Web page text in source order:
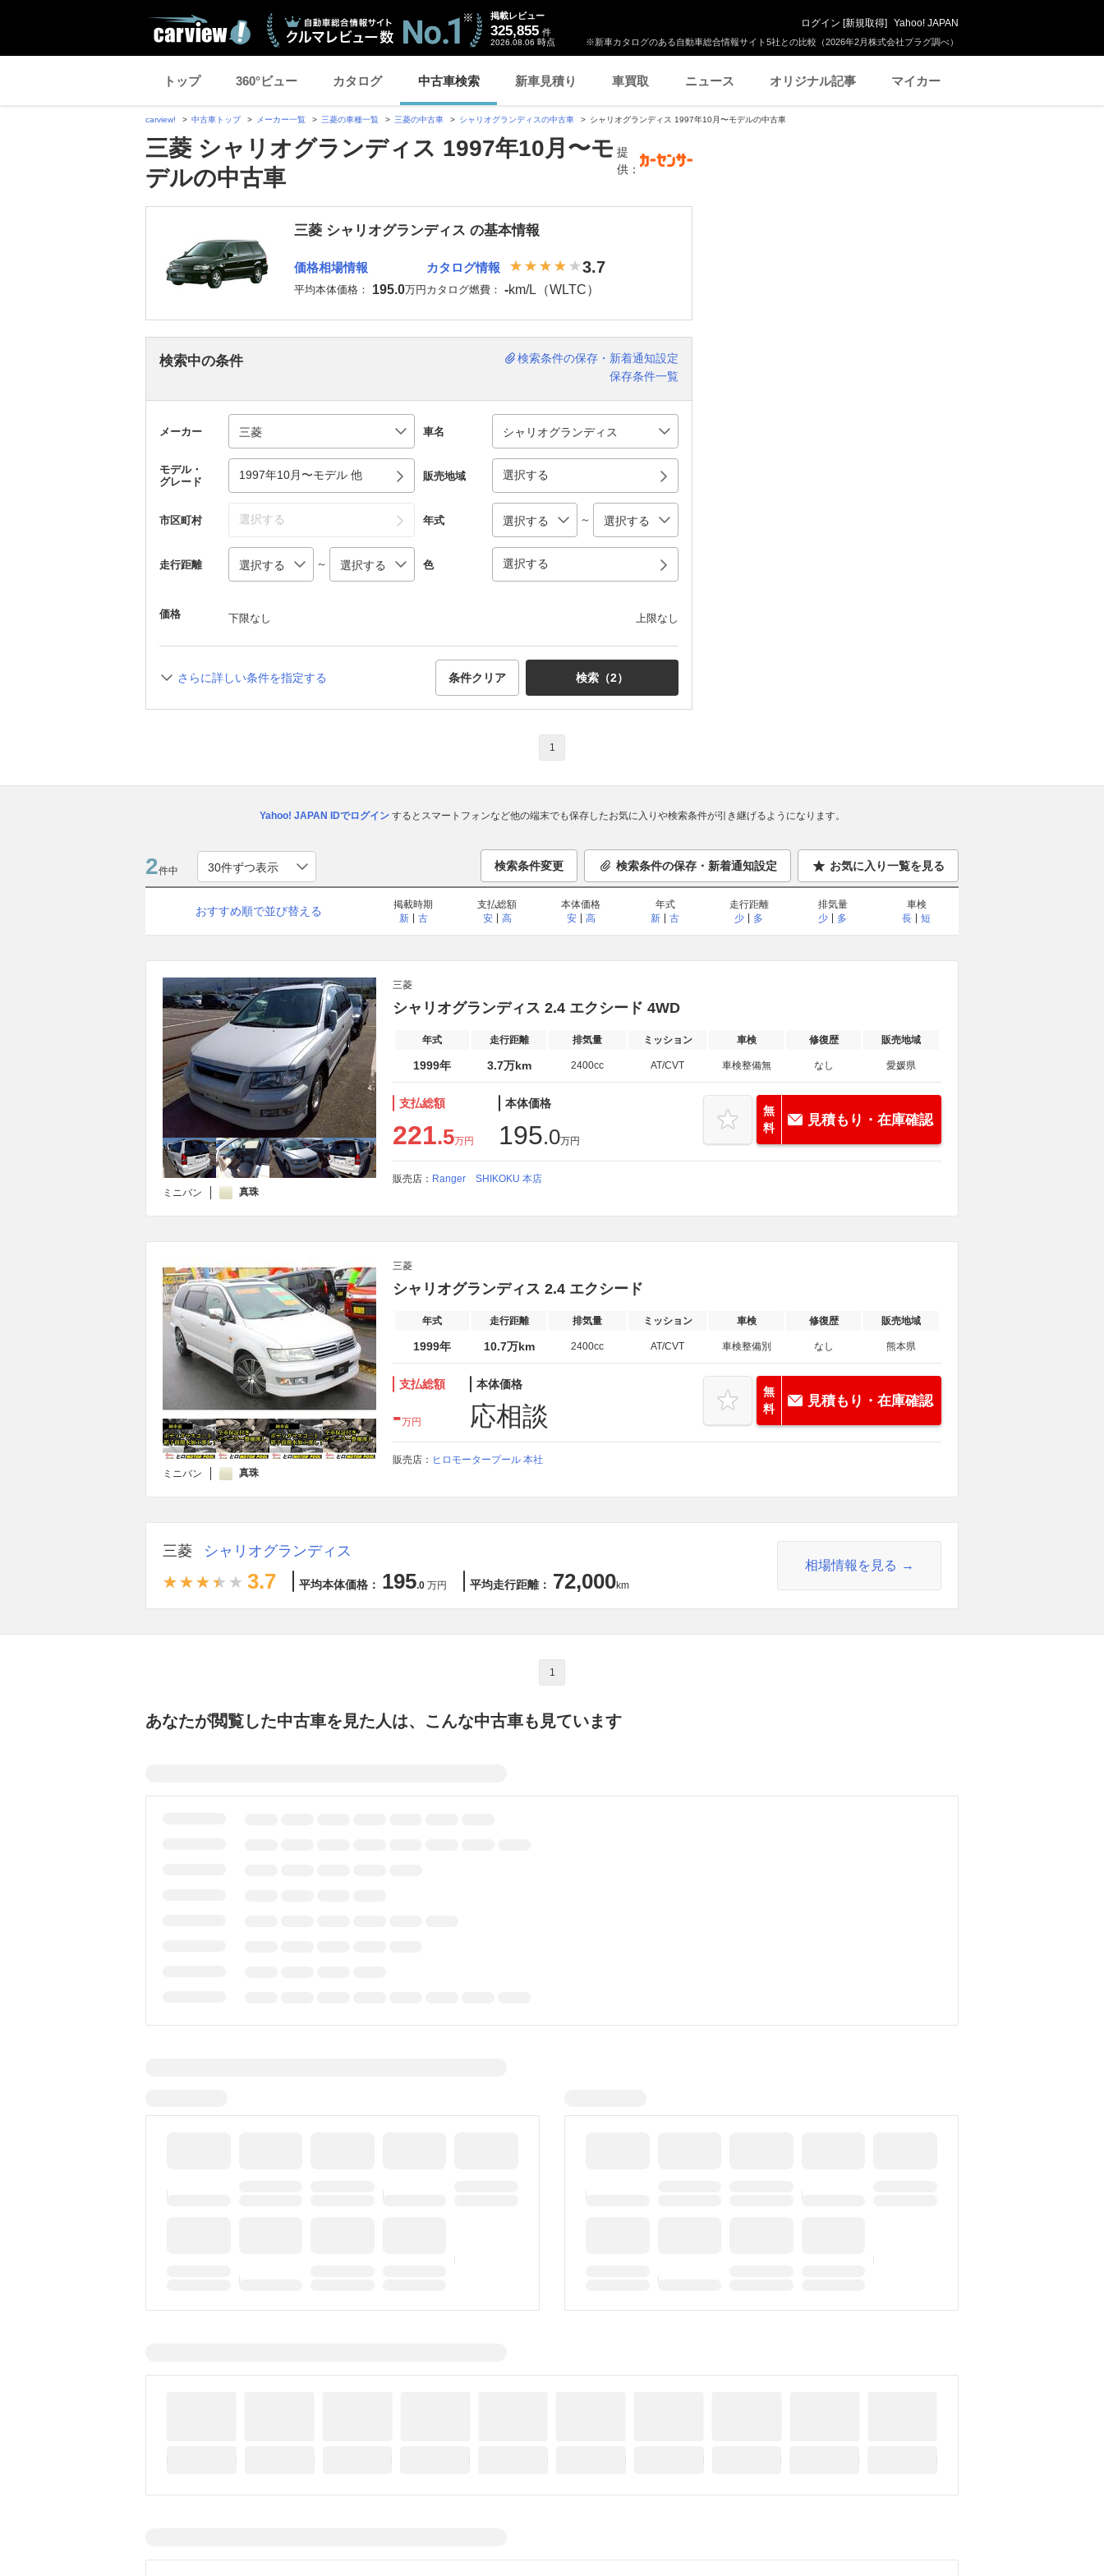
※新車カタログのある自動車総合情報サイト5社との比較（2026年2月株式会社プラグ調べ）
掲載レビュー
325,855 件
2026.08.06 時点
ログイン [新規取得] Yahoo! JAPAN
トップ 360°ビュー カタログ 中古車検索 新車見積り 車買取 ニュース オリジナル記事 マイカー
carview! 中古車トップ メーカー一覧 三菱の車種一覧 三菱の中古車 シャリオグランディスの中古車 シャリオグランディス 1997年10月〜モデルの中古車
三菱 シャリオグランディス 1997年10月〜モ
デルの中古車
提
供：
三菱 シャリオグランディス の基本情報
価格相場情報
平均本体価格： 195.0万円
カタログ情報 3.7
カタログ燃費： -km/L（WLTC）
検索中の条件
検索条件の保存・新着通知設定
保存条件一覧
メーカー 車名
モデル・
グレード
1997年10月〜モデル 他 販売地域 選択する
市区町村 選択する 年式 ～
走行距離 ～ 色 選択する
価格 下限なし 上限なし
さらに詳しい条件を指定する 条件クリア 検索（2）
1
Yahoo! JAPAN IDでログインするとスマートフォンなど他の端末でも保存したお気に入りや検索条件が引き継げるようになります。
2件中 検索条件変更 検索条件の保存・新着通知設定 お気に入り一覧を見る
おすすめ順で並び替える
掲載時期
新
古
支払総額
安
高
本体価格
安
高
年式
新
古
走行距離
少
多
排気量
少
多
車検
長
短
ミニバン 真珠
三菱
シャリオグランディス 2.4 エクシード 4WD
年式 走行距離 排気量 ミッション 車検 修復歴 販売地域
1999年 3.7万km 2400cc AT/CVT 車検整備無 なし 愛媛県
支払総額
221.5万円
本体価格
195.0万円
無
料
見積もり・在庫確認
販売店： Ranger SHIKOKU 本店
ミニバン 真珠
三菱
シャリオグランディス 2.4 エクシード
年式 走行距離 排気量 ミッション 車検 修復歴 販売地域
1999年 10.7万km 2400cc AT/CVT 車検整備別 なし 熊本県
支払総額
-万円
本体価格
応相談
無
料
見積もり・在庫確認
販売店： ヒロモータープール 本社
三菱 シャリオグランディス
3.7 平均本体価格： 195.0 万円 平均走行距離： 72,000km
相場情報を見る
1
あなたが閲覧した中古車を見た人は、こんな中古車も見ています